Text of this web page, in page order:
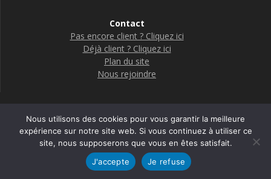
Contact
Pas encore client ? Cliquez ici
Déjà client ? Cliquez ici
Plan du site
Nous rejoindre
Boutique Adelya Textile Care
© 2026 Adelya
Nous utilisons des cookies pour vous garantir la meilleure
expérience sur notre site web. Si vous continuez à utiliser ce
site, nous supposerons que vous en êtes satisfait.
J'accepte
Je refuse